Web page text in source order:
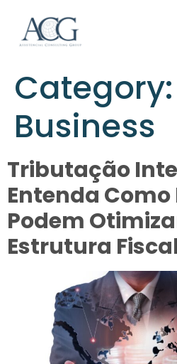
Category:
Business
Tributação
Entenda
Podem
Estrutura